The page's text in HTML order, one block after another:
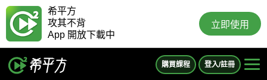
希平方
攻其不背
App 開放下載中
立即使用
購買課程 登入/註冊